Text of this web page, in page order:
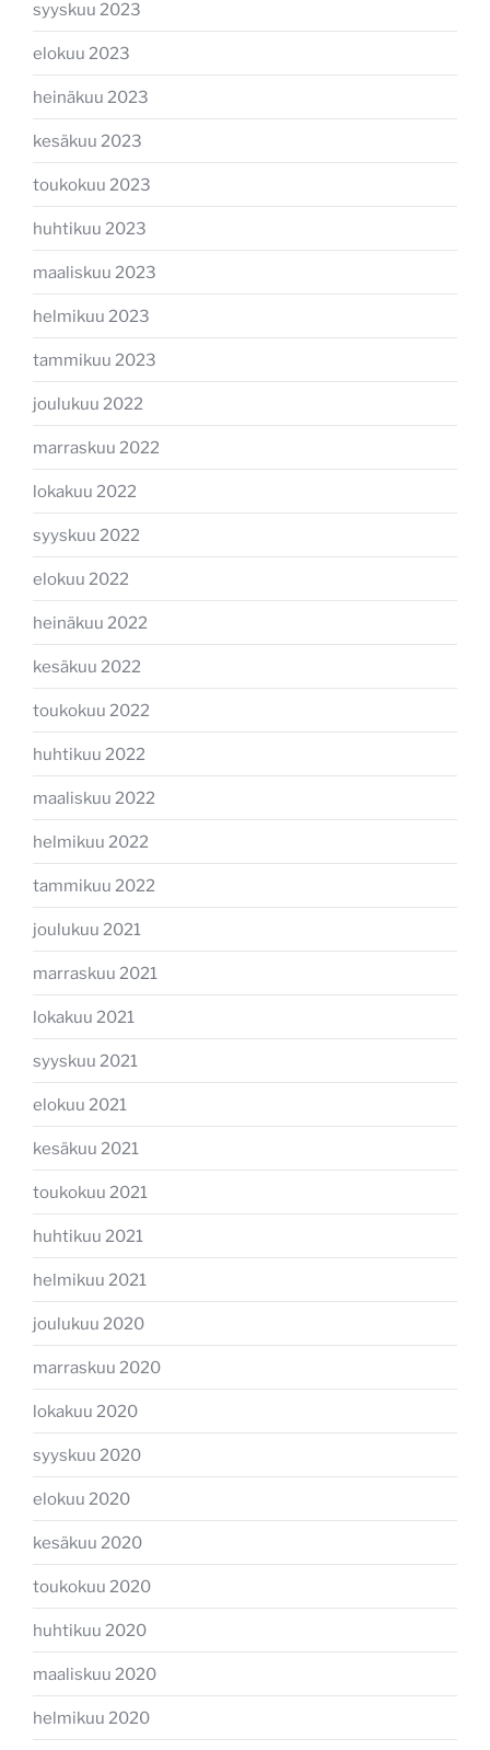
syyskuu 2023
elokuu 2023
heinäkuu 2023
kesäkuu 2023
toukokuu 2023
huhtikuu 2023
maaliskuu 2023
helmikuu 2023
tammikuu 2023
joulukuu 2022
marraskuu 2022
lokakuu 2022
syyskuu 2022
elokuu 2022
heinäkuu 2022
kesäkuu 2022
toukokuu 2022
huhtikuu 2022
maaliskuu 2022
helmikuu 2022
tammikuu 2022
joulukuu 2021
marraskuu 2021
lokakuu 2021
syyskuu 2021
elokuu 2021
kesäkuu 2021
toukokuu 2021
huhtikuu 2021
helmikuu 2021
joulukuu 2020
marraskuu 2020
lokakuu 2020
syyskuu 2020
elokuu 2020
kesäkuu 2020
toukokuu 2020
huhtikuu 2020
maaliskuu 2020
helmikuu 2020